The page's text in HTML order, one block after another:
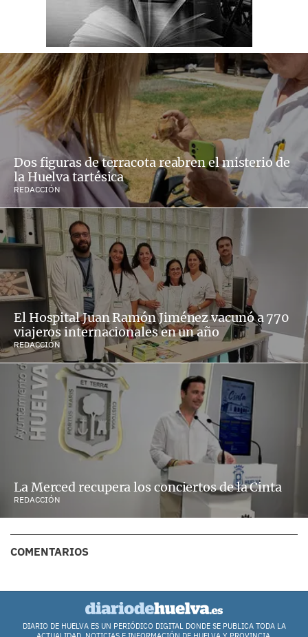
Dos figuras de terracota reabren el misterio de
la Huelva tartésica
REDACCIÓN
El Hospital Juan Ramón Jiménez vacunó a 770
viajeros internacionales en un año
REDACCIÓN
La Merced recupera los conciertos de la Cinta
REDACCIÓN
COMENTARIOS
DIARIO DE HUELVA ES UN PERIÓDICO DIGITAL DONDE SE PUBLICA TODA LA